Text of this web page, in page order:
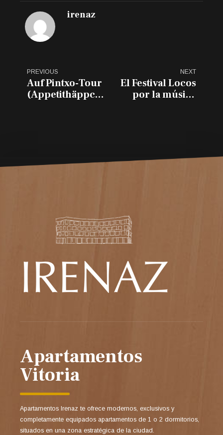
irenaz
PREVIOUS
Auf Pintxo-Tour
(Appetithäppchen)
NEXT
El Festival Locos
por la música
Apartamentos
Vitoria
Apartamentos Irenaz te ofrece modernos, exclusivos y
completamente equipados apartamentos de 1 o 2 dormitorios,
situados en una zona estratégica de la ciudad.